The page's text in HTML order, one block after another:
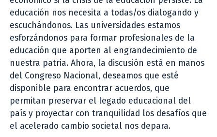
educación nos necesita a todas/os dialogando y
escuchándonos. Las universidades estamos
esforzándonos para formar profesionales de la
educación que aporten al engrandecimiento de
nuestra patria. Ahora, la discusión está en manos
del Congreso Nacional, deseamos que esté
disponible para encontrar acuerdos, que
permitan preservar el legado educacional del
país y proyectar con tranquilidad los desafíos que
el acelerado cambio societal nos depara.